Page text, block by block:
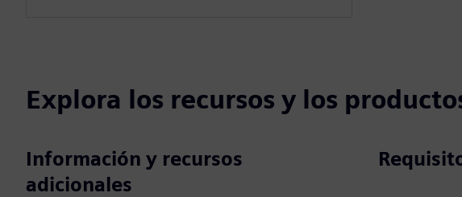
Explora los recursos y los
Información y recursos
adicionales